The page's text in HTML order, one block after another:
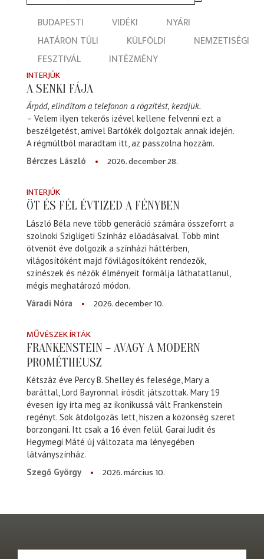
BUDAPESTI VIDÉKI
NYÁRI
HATÁRON TÚLI
KÜLFÖLDI
NEMZETISÉGI
FESZTIVÁL
INTÉZMÉNY
INTERJÚK
A SENKI FÁJA
Árpád, elindítom a telefonon a rögzítést, kezdjük.
– Velem ilyen tekerős izével kellene felvenni ezt a
beszélgetést, amivel Bartókék dolgoztak annak idején.
A régmúltból maradtam itt, az passzolna hozzám.
Bérczes László
2026. december 28.
INTERJÚK
ÖT ÉS FÉL ÉVTIZED A FÉNYBEN
László Béla neve több generáció számára összeforrt a
szolnoki Szigligeti Színház előadásaival. Több mint
ötvenöt éve dolgozik a színházi háttérben,
világosítóként majd fővilágosítóként rendezők,
színészek és nézők élményeit formálja láthatatlanul,
mégis meghatározó módon.
Váradi Nóra
2026. december 10.
MŰVÉSZEK ÍRTÁK
FRANKENSTEIN – AVAGY A MODERN
PROMÉTHEUSZ
Kétszáz éve Percy B. Shelley és felesége, Mary a
baráttal, Lord Bayronnal írósdit játszottak. Mary 19
évesen így írta meg az ikonikussá vált Frankenstein
regényt. Sok átdolgozás lett, hiszen a közönség szeret
borzongani. Itt csak a 16 éven felül. Garai Judit és
Hegymegi Máté új változata ma lényegében
látványszínház.
Szegő György
2026. március 10.